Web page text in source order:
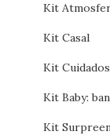
Kit
Kit Casal
Kit
Kit Baby:
Kit